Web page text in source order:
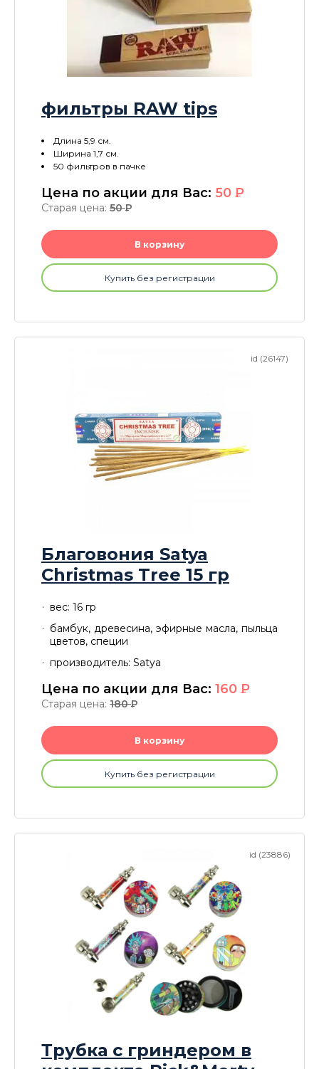
фильтры RAW tips
Длина 5,9 см.
Ширина 1,7 см.
50 фильтров в пачке
Цена по акции для Вас: 50 P
Старая цена: 50P
В корзину
Купить без регистрации
id (26147)
Благовония Satya
Christmas Tree 15 гр
вес: 16 гр
бамбук, древесина, эфирные масла, пыльца
цветов, специи
производитель: Satya
Цена по акции для Вас: 160 P
Старая цена: 180P
В корзину
Купить без регистрации
id (23886)
Трубка с гриндером в